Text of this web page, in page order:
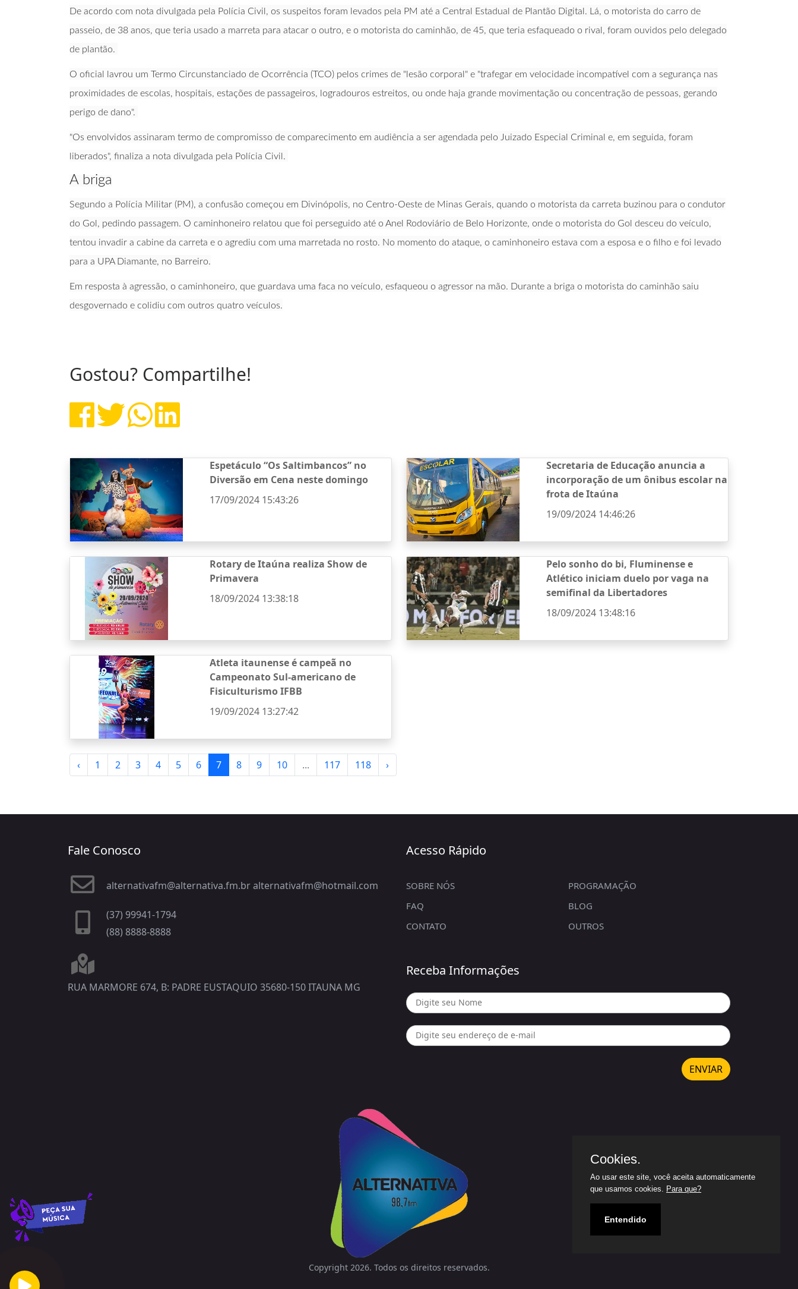
De acordo com nota divulgada pela Polícia Civil, os suspeitos foram levados pela PM até a Central Estadual de Plantão Digital. Lá, o motorista do carro de
passeio, de 38 anos, que teria usado a marreta para atacar o outro, e o motorista do caminhão, de 45, que teria esfaqueado o rival, foram ouvidos pelo delegado
de plantão.
O oficial lavrou um Termo Circunstanciado de Ocorrência (TCO) pelos crimes de "lesão corporal" e "trafegar em velocidade incompatível com a segurança nas
proximidades de escolas, hospitais, estações de passageiros, logradouros estreitos, ou onde haja grande movimentação ou concentração de pessoas, gerando
perigo de dano".
"Os envolvidos assinaram termo de compromisso de comparecimento em audiência a ser agendada pelo Juizado Especial Criminal e, em seguida, foram
liberados", finaliza a nota divulgada pela Polícia Civil.
A briga
Segundo a Polícia Militar (PM), a confusão começou em Divinópolis, no Centro-Oeste de Minas Gerais, quando o motorista da carreta buzinou para o condutor
do Gol, pedindo passagem. O caminhoneiro relatou que foi perseguido até o Anel Rodoviário de Belo Horizonte, onde o motorista do Gol desceu do veículo,
tentou invadir a cabine da carreta e o agrediu com uma marretada no rosto. No momento do ataque, o caminhoneiro estava com a esposa e o filho e foi levado
para a UPA Diamante, no Barreiro.
Em resposta à agressão, o caminhoneiro, que guardava uma faca no veículo, esfaqueou o agressor na mão. Durante a briga o motorista do caminhão saiu
desgovernado e colidiu com outros quatro veículos.
Gostou? Compartilhe!
Espetáculo “Os Saltimbancos” no
Diversão em Cena neste domingo
17/09/2024 15:43:26
Secretaria de Educação anuncia a
incorporação de um ônibus escolar na
frota de Itaúna
19/09/2024 14:46:26
Rotary de Itaúna realiza Show de
Primavera
18/09/2024 13:38:18
Pelo sonho do bi, Fluminense e
Atlético iniciam duelo por vaga na
semifinal da Libertadores
18/09/2024 13:48:16
Atleta itaunense é campeã no
Campeonato Sul-americano de
Fisiculturismo IFBB
19/09/2024 13:27:42
‹ 1 2 3 4 5 6 7 8 9 10 ... 117 118 ›
Fale Conosco
alternativafm@alternativa.fm.br alternativafm@hotmail.com
(37) 99941-1794
(88) 8888-8888
RUA MARMORE 674, B: PADRE EUSTAQUIO 35680-150 ITAUNA MG
Acesso Rápido
SOBRE NÓS
PROGRAMAÇÃO
FAQ
BLOG
CONTATO
OUTROS
Receba Informações
ENVIAR
Copyright 2026. Todos os direitos reservados.
Cookies.
Ao usar este site, você aceita automaticamente
que usamos cookies. Para que?
Entendido